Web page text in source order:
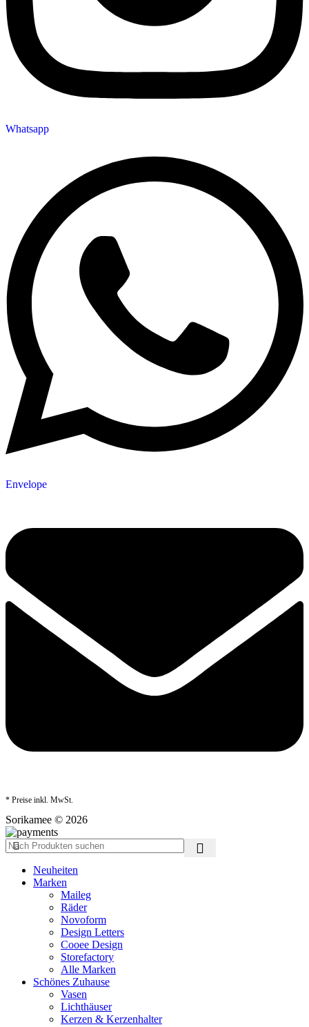
Whatsapp
Envelope
* Preise inkl. MwSt.
Sorikamee © 2026
Neuheiten
Marken
Maileg
Räder
Novoform
Design Letters
Cooee Design
Storefactory
Alle Marken
Schönes Zuhause
Vasen
Lichthäuser
Kerzen & Kerzenhalter